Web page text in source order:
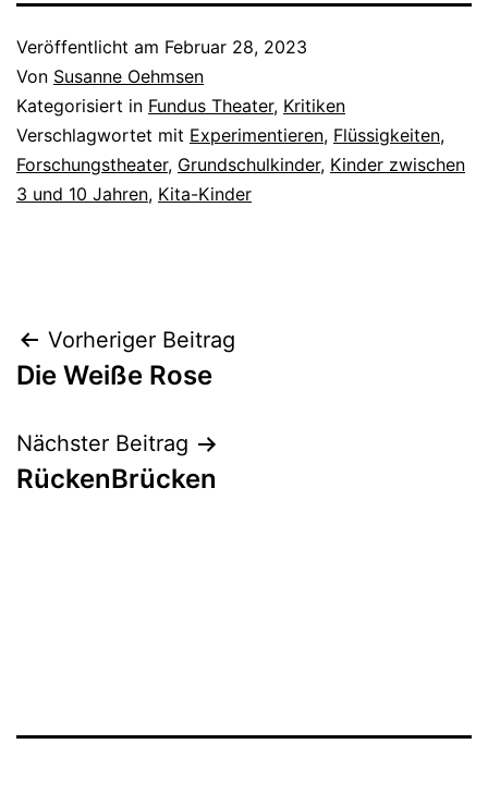
Veröffentlicht am Februar 28, 2023
Von Susanne Oehmsen
Kategorisiert in Fundus Theater, Kritiken
Verschlagwortet mit Experimentieren, Flüssigkeiten,
Forschungstheater, Grundschulkinder, Kinder zwischen
3 und 10 Jahren, Kita-Kinder
Beitrags-
Navigation
Vorheriger Beitrag
Die Weiße Rose
Nächster Beitrag
RückenBrücken